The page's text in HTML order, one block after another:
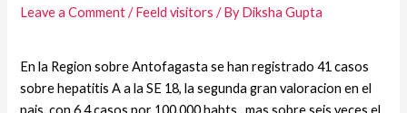
Leave a Comment /Feeld visitors / ByDiksha Gupta
En la Region sobre Antofagasta se han registrado 41 casos
sobre hepatitis A a la SE 18, la segunda gran valoracion en el
pais, con 6,4 casos por 100.000 habts., mas sobre seis veces el